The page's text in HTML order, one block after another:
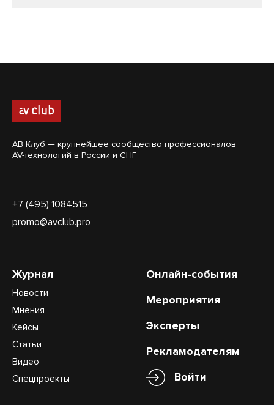
АВ Клуб — крупнейшее сообщество профессионалов
AV-технологий в России и СНГ
+7 (495) 1084515
promo@avclub.pro
Журнал
Новости
Мнения
Кейсы
Статьи
Видео
Спецпроекты
Онлайн-события
Мероприятия
Эксперты
Рекламодателям
Войти